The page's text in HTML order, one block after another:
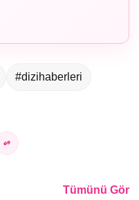
#dizihaberleri
Tümünü Gör